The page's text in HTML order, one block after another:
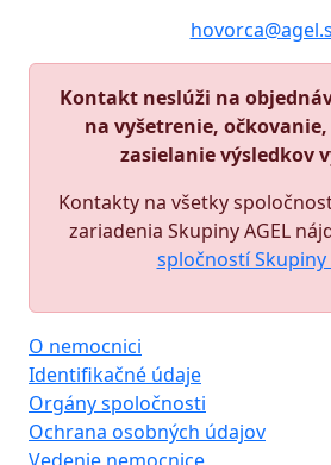
Kontakt neslúži na
na vyšetrenie,
zasielanie výsledkov
Kontakty na všetky
zariadenia Skupiny AGEL
spločností Skupiny
O nemocnici
Identifikačné údaje
Orgány spoločnosti
Ochrana osobných údajov